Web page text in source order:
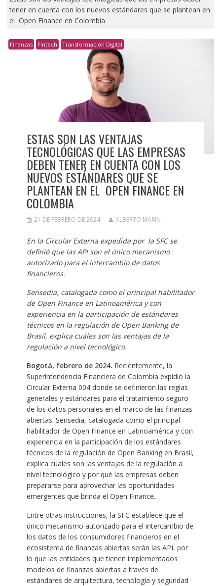
tener en cuenta con los nuevos estándares que se plantean en
el Open Finance en Colombia
Finanzas Fintech Transformación Digital
ESTAS SON LAS VENTAJAS
TECNOLÓGICAS QUE LAS EMPRESAS
DEBEN TENER EN CUENTA CON LOS
NUEVOS ESTÁNDARES QUE SE
PLANTEAN EN EL OPEN FINANCE EN
COLOMBIA
21 DE FEBRERO DE 2024 ALBERTO MARIN
En la Circular Externa expedida por la SFC se
definió que las API son el único mecanismo
autorizado para el intercambio de datos
financieros.
Sensedia, catalogada como el principal habilitador
de Open Finance en Latinoamérica y con
experiencia en la participación de estándares
técnicos en la regulación de Open Banking de
Brasil, explica cuáles son las ventajas de la
regulación a nivel tecnológico.
Bogotá, febrero de 2024. Recientemente, la
Superintendencia Financiera de Colombia expidió la
Circular Externa 004 donde se definieron las reglas
generales y estándares para el tratamiento seguro
de los datos personales en el marco de las finanzas
abiertas. Sensedia, catalogada como el principal
habilitador de Open Finance en Latinoamérica y con
experiencia en la participación de los estándares
técnicos de la regulación de Open Banking en Brasil,
explica cuales son las ventajas de la regulación a
nivel tecnológico y por qué las empresas deben
prepararse para aprovechar las oportunidades
emergentes que brinda el Open Finance.
Entre otras instrucciones, la SFC establece que el
único mecanismo autorizado para el intercambio de
los datos de los consumidores financieros en el
ecosistema de finanzas abiertas serán las API, por
lo que las entidades que tienen implementados
modelos de finanzas abiertas a través de
estándares de arquitectura, tecnología y seguridad